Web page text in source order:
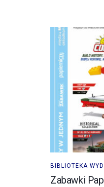
BIBLIOTEKA
Zabawki